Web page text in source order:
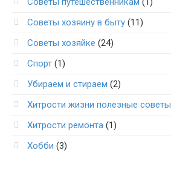
Советы хозяину в быту (11)
Советы хозяйке (24)
Спорт (1)
Убираем и стираем (2)
Хитрости жизни полезные советы
Хитрости ремонта (1)
Хобби (3)